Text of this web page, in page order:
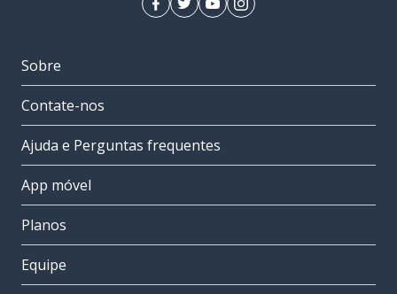
Sobre
Contate-nos
Ajuda e Perguntas frequentes
App móvel
Planos
Equipe